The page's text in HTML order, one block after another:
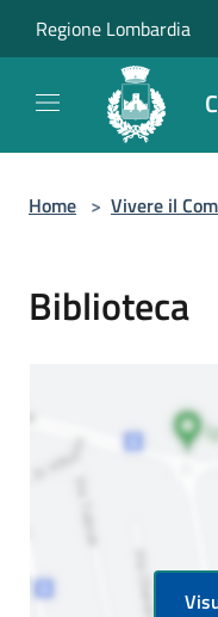
Regione Lombardia
Home > Vivere il
Biblioteca